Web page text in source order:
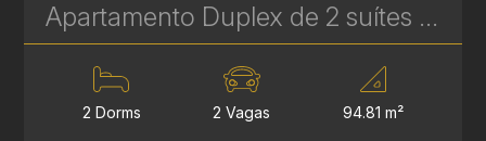
Apartamento Duplex de 2 suítes à Venda no Batel – Mainz Gutemberg - 94 m² | Ref. 626
2 Dorms 2 Vagas 94.81 m²